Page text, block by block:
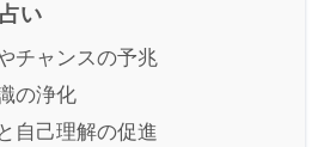
い
チャンスの予兆
の浄化
自己理解の促進